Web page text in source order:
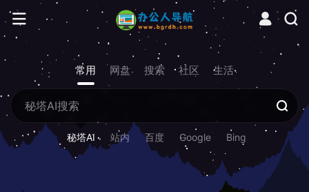
常用 网盘 搜索 社区 生活
秘塔AI 站内 百度 Google Bing